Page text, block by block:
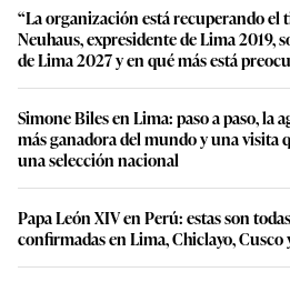
“La organización está recuperando el
Neuhaus, expresidente de Lima 2019,
de Lima 2027 y en qué más está
Simone Biles en Lima: paso a paso, la
más ganadora del mundo y una visita
una selección nacional
Papa León XIV en Perú: estas son
confirmadas en Lima, Chiclayo, Cusco